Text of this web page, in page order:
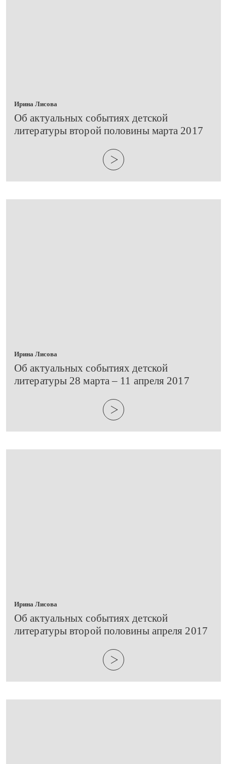
Ирина Лисова
​Об актуальных событиях детской
литературы второй половины марта 2017
Ирина Лисова
​Об актуальных событиях детской
литературы 28 марта – 11 апреля 2017
Ирина Лисова
​Об актуальных событиях детской
литературы второй половины апреля 2017